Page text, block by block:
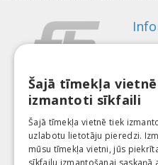
Par
Šajā tīmekļa
izmantoti sīkfaili
Šajā tīmekļa vietnē tiek
uzlabotu lietotāju pieredzi.
mūsu tīmekļa vietni, jūs
sīkfailu izmantošanai saskaņā